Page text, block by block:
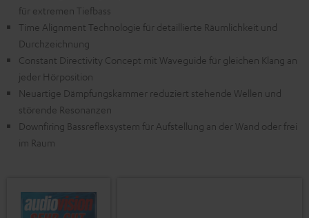
für extremen Tiefbass
Time Alignment Technologie für detaillierte Räumlichkeit und
Durchzeichnung
Constant Directivity Concept mit Waveguide für gleichen Klang an
jeder Hörposition
Neuartige Dämpfungskammer reduziert stehende Wellen und
störende Resonanzen
Downfiring Bassreflexsystem für Aufstellung an der Wand oder frei
im Raum